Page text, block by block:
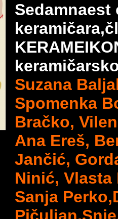
Sedamnaest
Suzana
Spomenka
Bračko,
Ana Ereš,
Jančić,
Ninić, Vlasta
Sanja